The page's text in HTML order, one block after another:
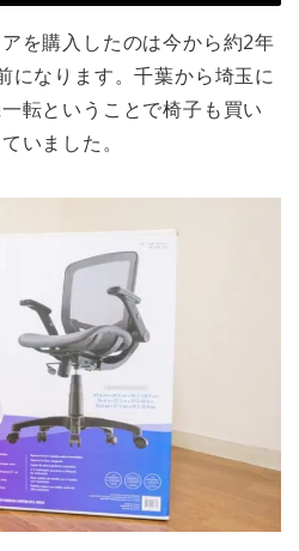
を購入したのは今から約2年
になります。千葉から埼玉に
転ということで椅子も買い
いました。